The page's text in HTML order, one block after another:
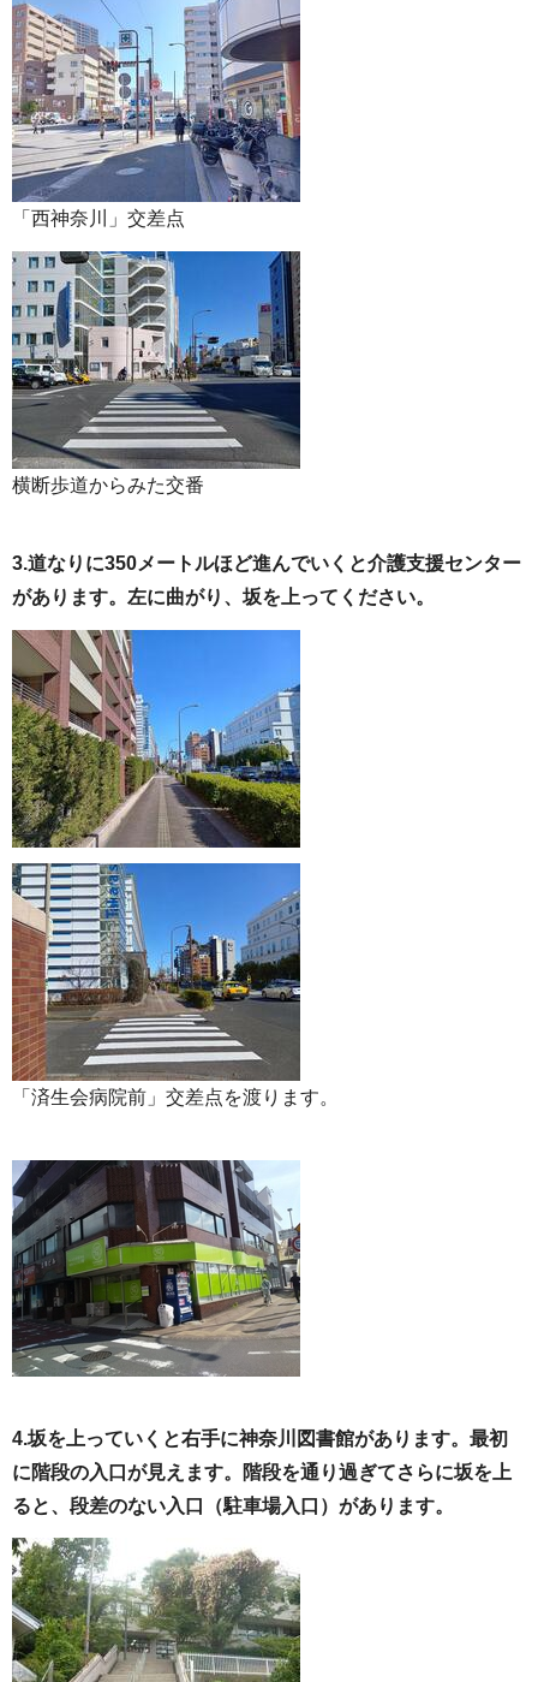
「西神奈川」交差点
横断歩道からみた交番
3.道なりに350メートルほど進んでいくと介護支援センター
があります。左に曲がり、坂を上ってください。
「済生会病院前」交差点を渡ります。
4.坂を上っていくと右手に神奈川図書館があります。最初
に階段の入口が見えます。階段を通り過ぎてさらに坂を上
ると、段差のない入口（駐車場入口）があります。